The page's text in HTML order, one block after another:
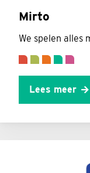
Mirto
We spelen alles
Lees meer